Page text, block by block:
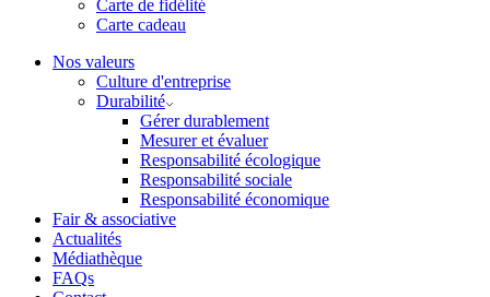
Carte de fidélité
Carte cadeau
Nos valeurs
Culture d'entreprise
Durabilité
Gérer durablement
Mesurer et évaluer
Responsabilité écologique
Responsabilité sociale
Responsabilité économique
Fair & associative
Actualités
Médiathèque
FAQs